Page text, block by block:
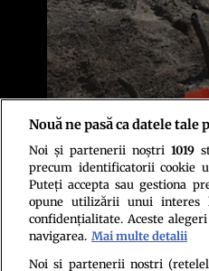
Foto: Sydney Glassman/UCR
Nouă ne pasă ca datele
Noi și partenerii noștri 1019
precum identificatorii cookie
Puteți accepta sau gestiona
opune utilizării unui
confidențialitate. Aceste
navigarea. Mai multe detalii
Noi si partenerii nostri